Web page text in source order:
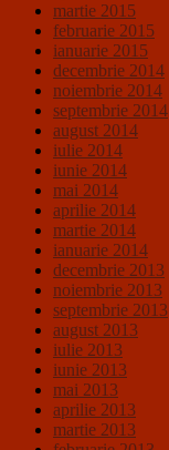
martie 2015
februarie 2015
ianuarie 2015
decembrie 2014
noiembrie 2014
septembrie 2014
august 2014
iulie 2014
iunie 2014
mai 2014
aprilie 2014
martie 2014
ianuarie 2014
decembrie 2013
noiembrie 2013
septembrie 2013
august 2013
iulie 2013
iunie 2013
mai 2013
aprilie 2013
martie 2013